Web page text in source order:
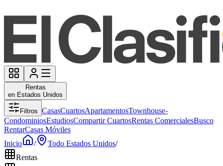
Rentas
en Estados Unidos
Filtros CasasCuartosApartamentosTownhouse-
CondominiosEstudiosCompartir CuartosRentas ComercialesBusco
RentarCasas Móviles
Inicio
/ Todo Estados Unidos/
Rentas